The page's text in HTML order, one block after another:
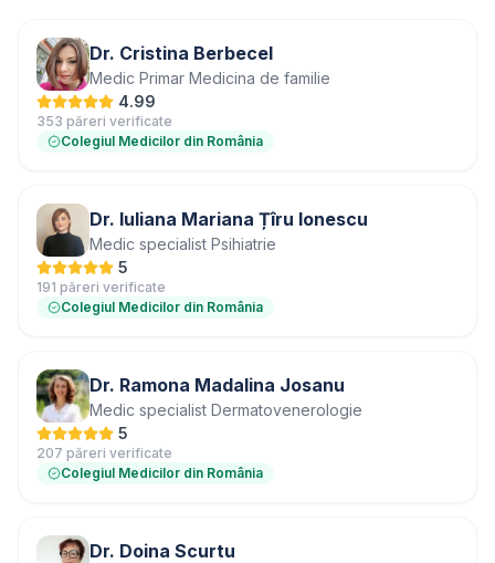
Dr. Cristina Berbecel
Medic Primar Medicina de familie
4.99
353 păreri verificate
Colegiul Medicilor din România
Dr. Iuliana Mariana Țîru Ionescu
Medic specialist Psihiatrie
5
191 păreri verificate
Colegiul Medicilor din România
Dr. Ramona Madalina Josanu
Medic specialist Dermatovenerologie
5
207 păreri verificate
Colegiul Medicilor din România
Dr. Doina Scurtu